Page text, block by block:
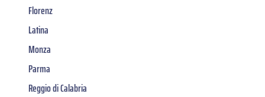
Florenz
Latina
Monza
Parma
Reggio di Calabria